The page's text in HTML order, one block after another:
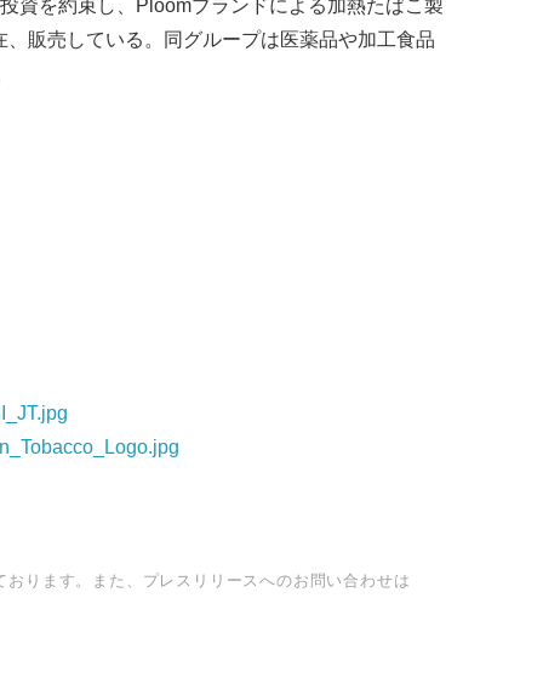
資を約束し、Ploomブランドによる加熱たばこ製
販売している。同グループは医薬品や加工食品
ります。また、プレスリリースへのお問い合わせは